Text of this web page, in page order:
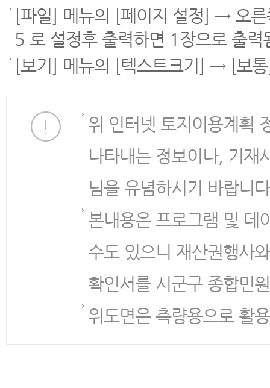
[파일] 메뉴의 [페이지 설정] → 오
5 로 설정후 출력하면 1장으로 출력
[보기] 메뉴의 [텍스트크기] → [보
위 인터넷 토지이용계획
나타내는 정보이나, 기재
님을 유념하시기 바랍니
본내용은 프로그램 및 데
수도 있으니 재산권행사
확인서를 시군구 종합민
위도면은 측량용으로 활